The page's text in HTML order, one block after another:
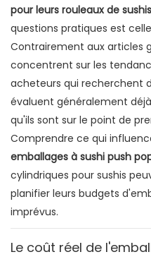
Commodité du client
pour leurs rouleaux de sushis
questions pratiques est
Contrairement aux articles
concentrent sur les
acheteurs qui recherchent
évaluent généralement
qu'ils sont sur le point de
Comprendre ce qui
emballages à sushi push
cylindriques pour sushis
planifier leurs budgets
imprévus.
Le coût réel de